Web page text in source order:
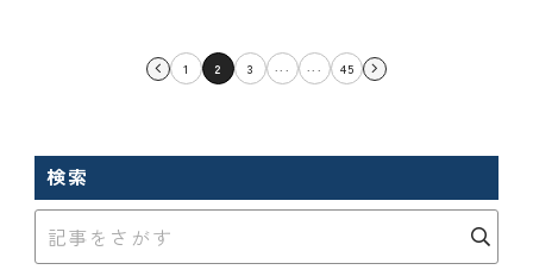
1 2 3 ... ... 45
検索